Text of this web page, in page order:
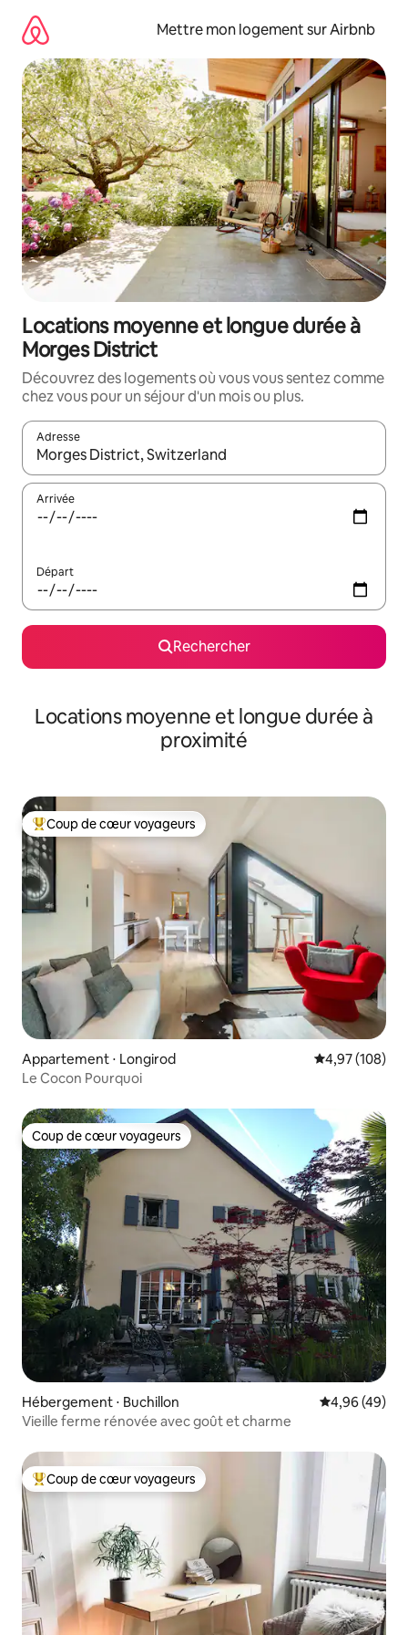
directement
contenu
Mettre mon logement sur Airbnb
Locations moyenne et longue durée à
Morges District
Découvrez des logements où vous vous sentez comme
chez vous pour un séjour d'un mois ou plus.
Adresse
Lorsque les résultats s'affichent, utilisez les flèches vers le
Arrivée
Départ
Rechercher
Locations moyenne et longue durée à
proximité
Coups de cœur voyageurs les plus appréciés
Coup de cœur voyageurs
Appartement ⋅ Longirod Évaluation
4,97 (108)
Le Cocon Pourquoi
Coup de cœur voyageurs
Coup de cœur voyageurs
Hébergement ⋅ Buchillon Évaluation
4,96 (49)
Vieille ferme rénovée avec goût et charme
Coups de cœur voyageurs les plus appréciés
Coup de cœur voyageurs